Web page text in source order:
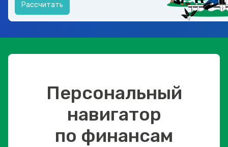
Рассчитать
Персональный
навигатор
по финансам